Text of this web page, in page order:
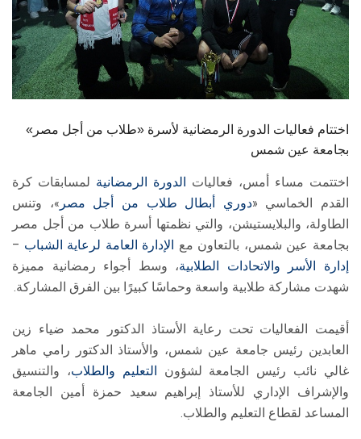
الخريجين
الموظفون
الزائـرون
اختتام فعاليات الدورة الرمضانية لأسرة «طلاب من أجل مصر»
بجامعة عين شمس
اختتمت مساء أمس، فعاليات الدورة الرمضانية لمسابقات كرة
القدم الخماسي «دوري أبطال طلاب من أجل مصر »، وتنس
الطاولة، والبلايستيشن، والتي نظمتها أسرة طلاب من أجل مصر
بجامعة عين شمس، بالتعاون مع
الإدارة العامة لرعاية الشباب –
إدارة الأسر والاتحادات الطلابية، وسط أجواء رمضانية مميزة
شهدت مشاركة طلابية واسعة وحماسًا كبيرًا بين الفرق المشاركة.
أقيمت الفعاليات تحت رعاية الأستاذ الدكتور محمد ضياء زين
العابدين رئيس جامعة عين شمس، والأستاذ الدكتور رامي ماهر
غالي نائب رئيس الجامعة لشؤون
التعليم والطلاب، والتنسيق
والإشراف الإداري للأستاذ إبراهيم سعيد حمزة أمين الجامعة
المساعد لقطاع التعليم والطلاب.